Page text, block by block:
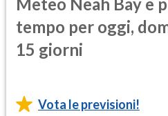
tempo per oggi,
15 giorni
Vota le previsioni!